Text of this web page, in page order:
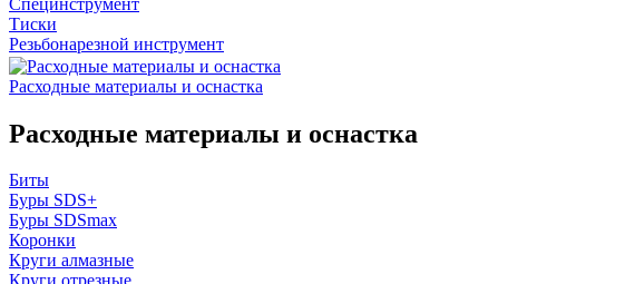
Специнструмент
Тиски
Резьбонарезной инструмент
Расходные материалы и оснастка
Расходные материалы и оснастка
Биты
Буры SDS+
Буры SDSmax
Коронки
Круги алмазные